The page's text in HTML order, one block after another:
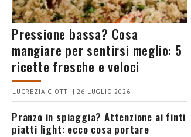
Pressione bassa? Cosa
mangiare per sentirsi meglio: 5
ricette fresche e veloci
LUCREZIA CIOTTI | 26 LUGLIO 2026
Pranzo in spiaggia? Attenzione ai finti
piatti light: ecco cosa portare